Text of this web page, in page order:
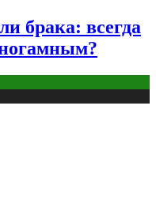
брака: всегда